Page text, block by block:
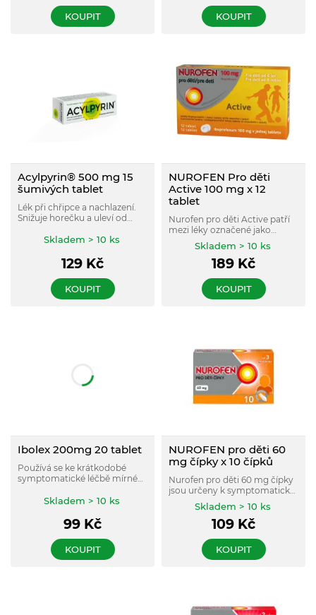
KOUPIT KOUPIT
Acylpyrin® 500 mg 15
šumivých tablet
Lék při chřipce a nachlazení.
Snižuje horečku a uleví od
provázející chřipková
Skladem > 10 ks
129 Kč
KOUPIT
NUROFEN Pro děti
Active 100 mg x 12
tablet
Nurofen pro děti Active patří
mezi léky označené jako
analgetika, antipyretika,
nesteroidní antirevmatika (k
tlumení zánětu, bolesti a
látku ibuprofen, která tiší
bolest a má protizánětlivé
Skladem > 10 ks
189 Kč
KOUPIT
Ibolex 200mg 20 tablet
Používá se ke krátkodobé
symptomatické léčbě mírné
různého původu u dospělých.
Skladem > 10 ks
99 Kč
KOUPIT
NUROFEN pro děti 60
mg čípky x 10 čípků
Nurofen pro děti 60 mg čípky
jsou určeny k symptomatické
léčbě: horečky, včetně
horečky po očkování, mírné až
středně silné bolesti, jako je
bolest uší, bolest v krku,
bolesti při prořezávání zubů.
Skladem > 10 ks
109 Kč
KOUPIT